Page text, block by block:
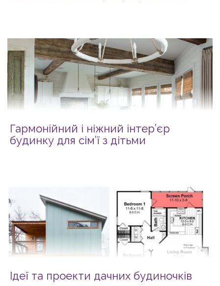
Гармонійний і ніжний інтер’єр
будинку для сім’ї з дітьми
Ідеї та проекти дачних будиночків